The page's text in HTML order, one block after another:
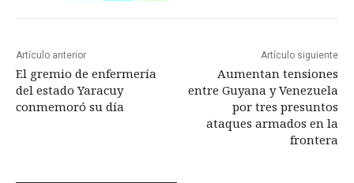
Artículo anterior
El gremio de enfermería
del estado Yaracuy
conmemoró su día
Artículo siguiente
Aumentan tensiones
entre Guyana y Venezuela
por tres presuntos
ataques armados en la
frontera